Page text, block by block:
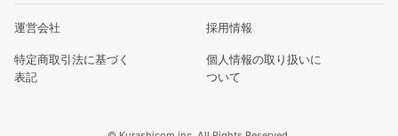
運営会社 採用情報
特定商取引法に基づく
表記
個人情報の取り扱いに
ついて